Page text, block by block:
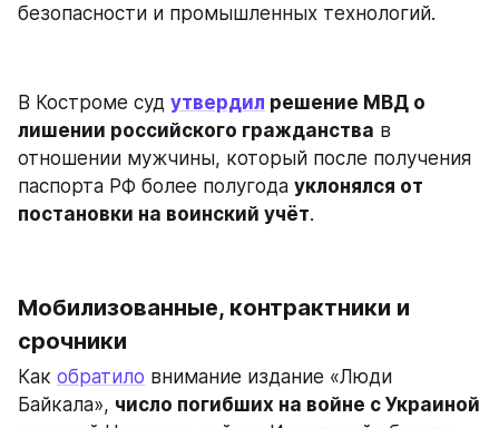
безопасности и промышленных технологий.
В Костроме суд утвердил решение МВД о
лишении российского гражданства в
отношении мужчины, который после получения
паспорта РФ более полугода уклонялся от
постановки на воинский учёт.
Мобилизованные, контрактники и
срочники
Как обратило внимание издание «Люди
Байкала», число погибших на войне с Украиной